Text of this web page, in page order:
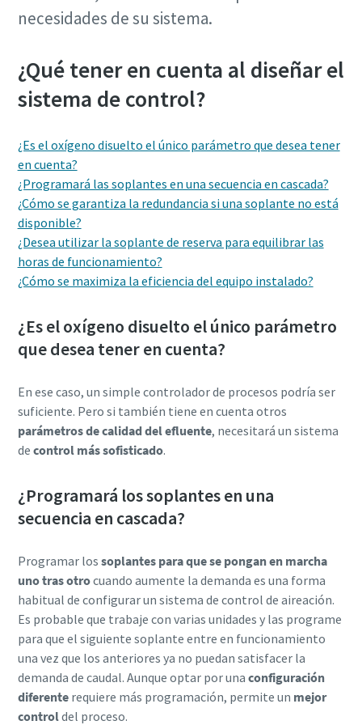
10 pasos hacia una producción más ecológica y
eficiente
Reducción de la huella de carbono para una producción
ecológica: todo lo que necesita saber
Optimice el flujo de aire mediante un
controlador central
Nuestro controlador central más reciente, el Optimizer
4.0, estabiliza el sistema y reduce los costes de energía.
Obtenga más información
necesidades de su sistema.
¿Qué tener en cuenta al diseñar el
sistema de control?
¿Es el oxígeno disuelto el único parámetro que desea tener
en cuenta?
¿Programará las soplantes en una secuencia en cascada?
¿Cómo se garantiza la redundancia si una soplante no está
disponible?
¿Desea utilizar la soplante de reserva para equilibrar las
horas de funcionamiento?
¿Cómo se maximiza la eficiencia del equipo instalado?
¿Es el oxígeno disuelto el único parámetro
que desea tener en cuenta?
En ese caso, un simple controlador de procesos podría ser
suficiente. Pero si también tiene en cuenta otros
parámetros de calidad del efluente, necesitará un sistema
de control más sofisticado.
¿Programará los soplantes en una
secuencia en cascada?
Programar los soplantes para que se pongan en marcha
uno tras otrocuando aumente la demanda es una forma
habitual de configurar un sistema de control de aireación.
Es probable que trabaje con varias unidades y las programe
para que el siguiente soplante entre en funcionamiento
una vez que los anteriores ya no puedan satisfacer la
demanda de caudal. Aunque optar por una configuración
diferenterequiere más programación, permite un mejor
controldel proceso.